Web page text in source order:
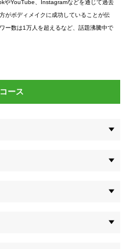
やYouTube、Instagramなどを通じて過去
がボディメイクに成功していることが伝
ー数は1万人を超えるなど、話題沸騰中で
ース